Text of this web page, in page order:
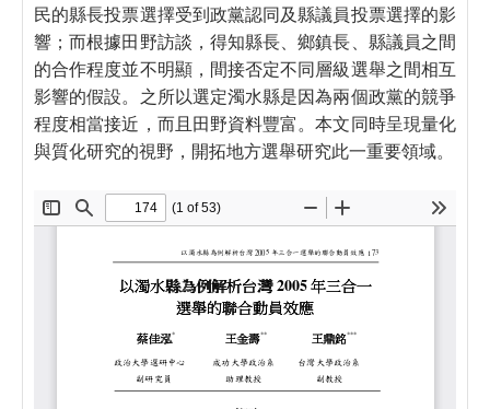
民的縣長投票選擇受到政黨認同及縣議員投票選擇的影
響；而根據田野訪談，得知縣長、鄉鎮長、縣議員之間
的合作程度並不明顯，間接否定不同層級選舉之間相互
影響的假設。之所以選定濁水縣是因為兩個政黨的競爭
程度相當接近，而且田野資料豐富。本文同時呈現量化
與質化研究的視野，開拓地方選舉研究此一重要領域。